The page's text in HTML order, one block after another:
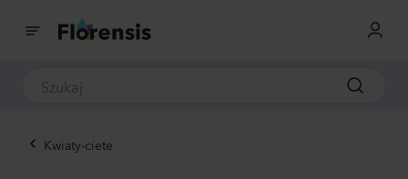
Kwiaty-ciete